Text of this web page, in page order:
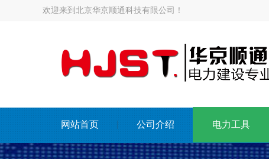
欢迎来到北京华京顺通科技有限公司！
网站首页 公司介绍 电力工具